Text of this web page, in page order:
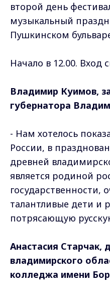
второй день
музыкальный
Пушкинском
Начало в 12.00.
Владимир Куимов,
губернатора
- Нам хотелось
России, в
древней
является родиной
государственности,
талантливые дети и
потрясающую
Анастасия Старчак,
владимирского
колледжа имени